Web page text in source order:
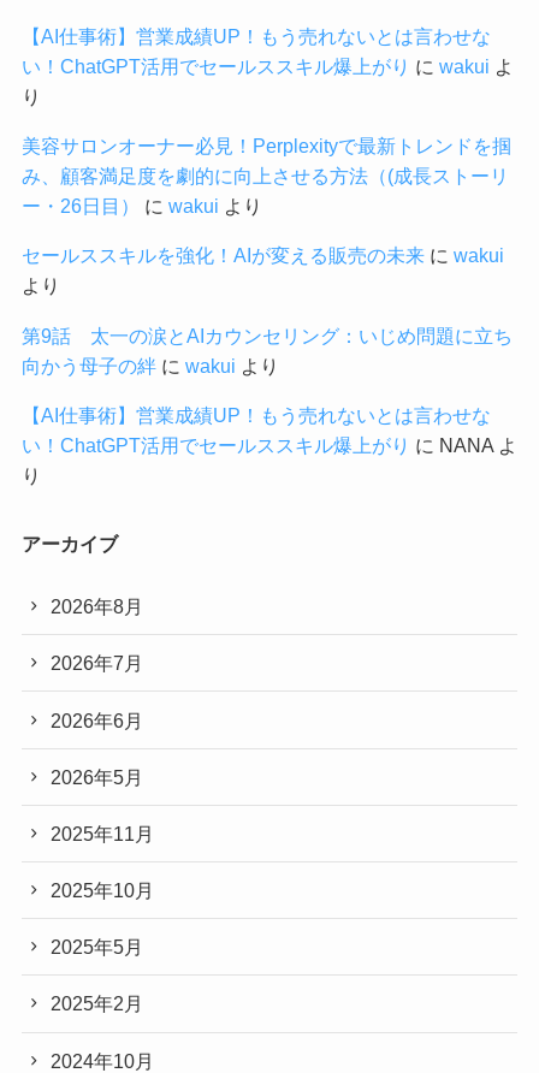
【AI仕事術】営業成績UP！もう売れないとは言わせな
い！ChatGPT活用でセールススキル爆上がり に wakui よ
り
美容サロンオーナー必見！Perplexityで最新トレンドを掴
み、顧客満足度を劇的に向上させる方法（(成長ストーリ
ー・26日目）
に wakui より
セールススキルを強化！AIが変える販売の未来に wakui
より
第9話 太一の涙とAIカウンセリング：いじめ問題に立ち
向かう母子の絆に wakui より
【AI仕事術】営業成績UP！もう売れないとは言わせな
い！ChatGPT活用でセールススキル爆上がり に NANAよ
り
アーカイブ
2026年8月
2026年7月
2026年6月
2026年5月
2025年11月
2025年10月
2025年5月
2025年2月
2024年10月